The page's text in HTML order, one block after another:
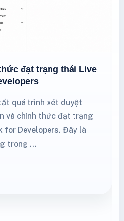
phí cố định từ
kiểm tra gì?